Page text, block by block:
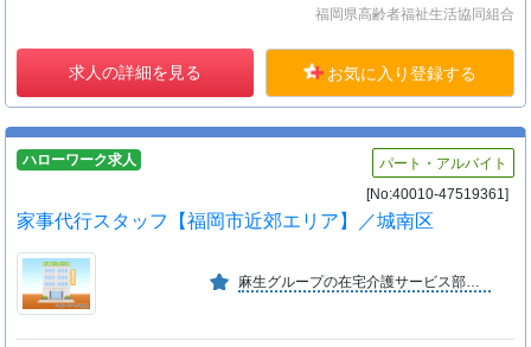
福岡県高齢者福祉生活協同組合
求人の詳細を見る お気に入り登録する
ハローワーク求人
パート・アルバイト
[No:40010-47519361]
家事代行スタッフ【福岡市近郊エリア】／城南区
麻生グループの在宅介護サービス部門として、法令遵守理念の下、お客様のニーズと期待に応えまごころのこもったサービスをお届けする会社です。